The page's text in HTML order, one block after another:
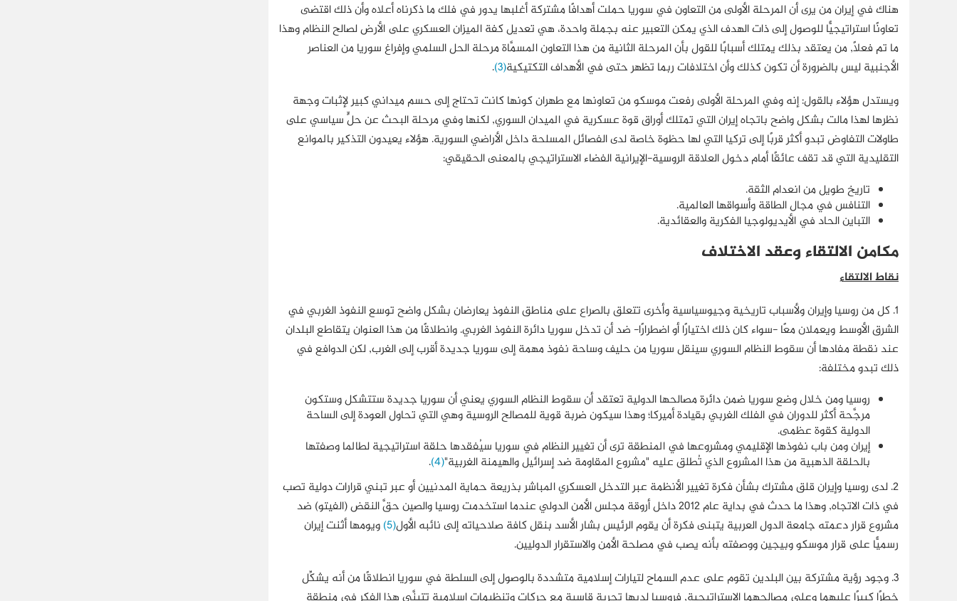
هناك في إيران من يرى أن المرحلة الأولى من التعاون في سوريا حملت أهدافًا مشتركة أغلبها يدور في فلك ما ذكرناه أعلاه وأن ذلك اقتضى
تعاونًا استراتيجيًّا للوصول إلى ذات الهدف الذي يمكن التعبير عنه بجملة واحدة، هي تعديل كفة الميزان العسكري على الأرض لصالح النظام وهذا
ما تم فعلًا, من يعتقد بذلك يمتلك أسبابًا للقول بأن المرحلة الثانية من هذا التعاون المسمَّاة مرحلة الحل السلمي وإفراغ سوريا من العناصر
الأجنبية ليس بالضرورة أن تكون كذلك وأن اختلافات ربما تظهر حتى في الأهداف التكتيكية(3)
.
ويستدل هؤلاء بالقول: إنه وفي المرحلة الأولى رفعت موسكو من تعاونها مع طهران كونها كانت تحتاج إلى حسم ميداني كبير لإثبات وجهة
نظرها لهذا مالت بشكل واضح باتجاه إيران التي تمتلك أوراق قوة عسكرية في الميدان السوري, لكنها وفي مرحلة البحث عن حلٍّ سياسي على
طاولات التفاوض تبدو أكثر قربًا إلى تركيا التي لها حظوة خاصة لدى الفصائل المسلحة داخل الأراضي السورية. هؤلاء يعيدون التذكير بالموانع
التقليدية التي قد تقف عائقًا أمام دخول العلاقة الروسية-الإيرانية الفضاء الاستراتيجي بالمعنى الحقيقي:
تاريخ طويل من انعدام الثقة.
التنافس في مجال الطاقة وأسواقها العالمية.
التباين الحاد في الأيديولوجيا الفكرية والعقائدية.
مكامن الالتقاء وعقد الاختلاف
نقاط الالتقاء
1. کل من روسيا وإيران ولأسباب تاريخية وجيوسياسية وأخرى تتعلق بالصراع على مناطق النفوذ يعارضان بشكل واضح توسع النفوذ الغربي في
الشرق الأوسط ويعملان معًا -سواء كان ذلك اختيارًا أو اضطرارًا- ضد أن تدخل سوريا دائرة النفوذ الغربي. وانطلاقًا من هذا العنوان يتقاطع البلدان
عند نقطة مفادها أن سقوط النظام السوري سينقل سوريا من حليف وساحة نفوذ مهمة إلى سوريا جديدة أقرب إلى الغرب, لكن الدوافع في
ذلك تبدو مختلفة:
روسيا ومن خلال وضع سوريا ضمن دائرة مصالحها الدولية تعتقد أن سقوط النظام السوري يعني أن سوريا جديدة ستتشكل وستكون
مرجَّحة أكثر للدوران في الفلك الغربي بقيادة أميركا؛ وهذا سيكون ضربة قوية للمصالح الروسية وهي التي تحاول العودة إلى الساحة
الدولية كقوة عظمى.
إيران ومن باب نفوذها الإقليمي ومشروعها في المنطقة ترى أن تغيير النظام في سوريا سيُفقدها حلقة استراتيجية لطالما وصفتها
بالحلقة الذهبية من هذا المشروع الذي تُطلق عليه "مشروع المقاومة ضد إسرائيل والهيمنة الغربية"(4)
.
2. لدى روسيا وإيران قلق مشترك بشأن فكرة تغيير الأنظمة عبر التدخل العسكري المباشر بذريعة حماية المدنيين أو عبر تبني قرارات دولية تصب
في ذات الاتجاه, وهذا ما حدث في بداية عام 2012 داخل أروقة مجلس الأمن الدولي عندما استخدمت روسيا والصين حقَّ النقض (الفيتو) ضد
مشروع قرار دعمته جامعة الدول العربية يتبنى فكرة أن يقوم الرئيس بشار الأسد بنقل كافة صلاحياته إلى نائبه الأول(5)
ويومها أثنت إيران
رسميًّا على قرار موسكو وبيجين ووصفته بأنه يصب في مصلحة الأمن والاستقرار الدوليين.
3. وجود رؤية مشتركة بين البلدين تقوم على عدم السماح لتيارات إسلامية متشددة بالوصول إلى السلطة في سوريا انطلاقًا من أنه يشكِّل